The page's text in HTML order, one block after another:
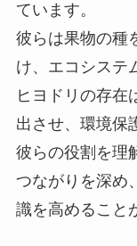
ています。
彼らは果物の種
け、エコシステ
ヒヨドリの存在
出させ、環境保
彼らの役割を理
つながりを深め
識を高めること